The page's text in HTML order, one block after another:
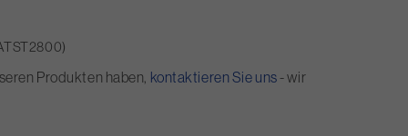
Produkten haben, kontaktieren Sie uns- wir